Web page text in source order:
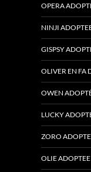
OPERA
NINJI
GISPSY
OLIVER EN FA
OWEN
LUCKY
ZORO
OLIE